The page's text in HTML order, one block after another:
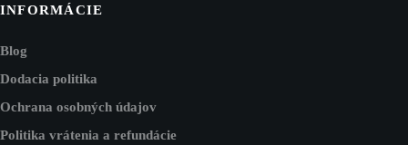
INFORMÁCIE
Blog
Dodacia politika
Ochrana osobných údajov
Politika vrátenia a refundácie